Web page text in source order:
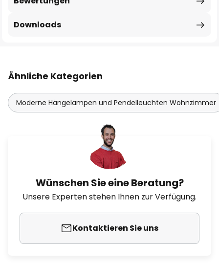
Downloads
Ähnliche Kategorien
Moderne Hängelampen und Pendelleuchten Wohnzimmer
Wünschen Sie eine Beratung?
Unsere Experten stehen Ihnen zur Verfügung.
Kontaktieren Sie uns